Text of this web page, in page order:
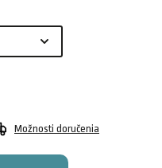
Možnosti doručenia